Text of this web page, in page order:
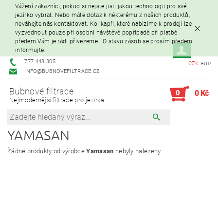
Vážení zákazníci, pokud si nejste jisti jakou technologii pro své
jezírko vybrat. Nebo máte dotaz k některému z našich produktů,
neváhejte nás kontaktovat. Koi kapři, které nabízíme k prodeji lze
vyzvednout pouze při osobní návštěvě popřípadě při platbě
předem Vám je rádi přivezeme . O stavu zásob se prosím předem
informujte.
777 448 305
INFO@BUBNOVEFILTRACE.CZ
CZK EUR
Bubnové filtrace
Nejmodernější filtrace pro jezírka
0 0 Kč
YAMASAN
Žádné produkty od výrobceYamasan nebyly nalezeny....